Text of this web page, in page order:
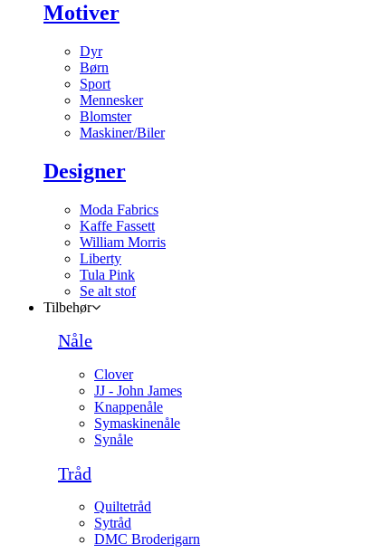
Motiver
Dyr
Børn
Sport
Mennesker
Blomster
Maskiner/Biler
Designer
Moda Fabrics
Kaffe Fassett
William Morris
Liberty
Tula Pink
Se alt stof
Tilbehør
Nåle
Clover
JJ - John James
Knappenåle
Symaskinenåle
Synåle
Tråd
Quiltetråd
Sytråd
DMC Broderigarn